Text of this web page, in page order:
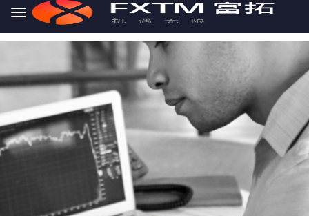
Skip to main content